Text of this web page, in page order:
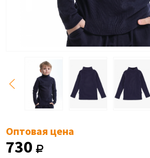
Оптовая цена
730